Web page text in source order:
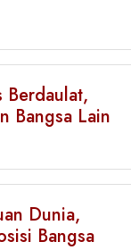
Berdaulat,
Bangsa Lain
Dunia,
Bangsa